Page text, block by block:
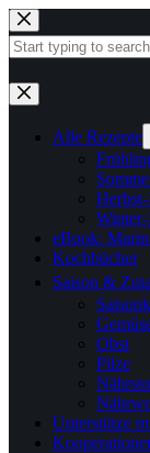
Zum
Inhalt
springen
Keine
Ergebnisse
Alle Rezepte
Winter-
eBook:
Kochbücher
Saison &
Obst
Pilze
Unterstütze